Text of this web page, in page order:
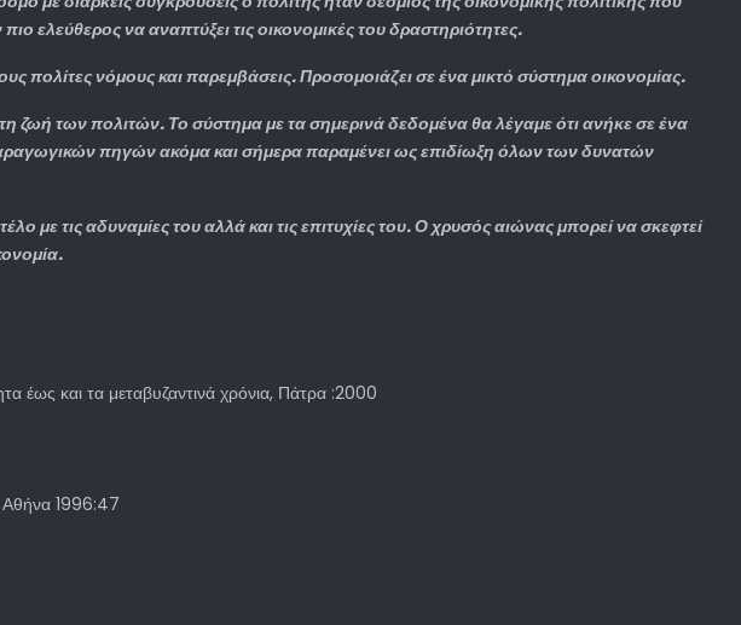
ελεύθερος να αναπτύξει τις οικονομικές του δραστηριότητες.
πολίτες νόμους και παρεμβάσεις. Προσομοιάζει σε ένα μικτό σύστημα οικονομίας.
ζωή των πολιτών. Το σύστημα με τα σημερινά δεδομένα θα λέγαμε ότι ανήκε σε ένα
πηγών ακόμα και σήμερα παραμένει ως επιδίωξη όλων των δυνατών
τις αδυναμίες του αλλά και τις επιτυχίες του. Ο χρυσός αιώνας μπορεί να σκεφτεί
έως και τα μεταβυζαντινά χρόνια, Πάτρα :2000
1996:47